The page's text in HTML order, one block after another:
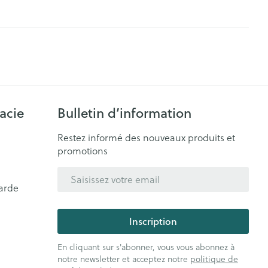
Bulletin d’information
Restez informé des nouveaux produits et
promotions
Inscription
En cliquant sur s'abonner, vous vous abonnez à
notre newsletter et acceptez notre politique de